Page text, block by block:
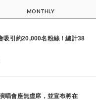
MONTHLY
吸引約20,000名粉絲！總計38
唱會座無虛席，並宣布將在